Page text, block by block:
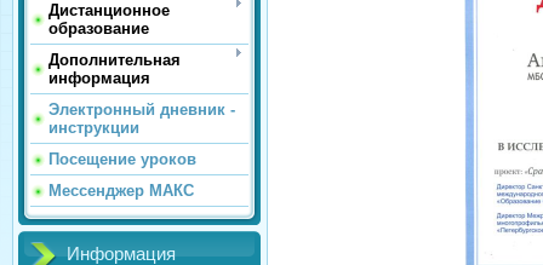
Дистанционное
образование
Дополнительная
информация
Электронный дневник -
инструкции
Посещение уроков
Мессенджер МАКС
Информация